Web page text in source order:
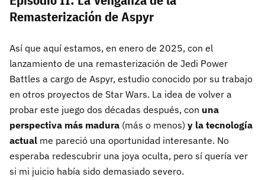
Remasterización de Aspyr
Así que aquí estamos, en enero de 2025, con el
lanzamiento de una remasterización de Jedi Power
Battles a cargo de Aspyr, estudio conocido por su trabajo
en otros proyectos de Star Wars. La idea de volver a
probar este juego dos décadas después, con una
perspectiva más madura (más o menos) y la tecnología
actual me pareció una oportunidad interesante. No
esperaba redescubrir una joya oculta, pero sí quería ver
si mi juicio había sido demasiado severo.